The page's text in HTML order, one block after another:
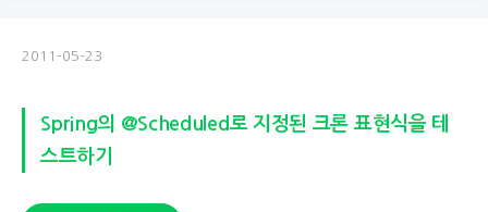
2011-05-23
Spring의 @Scheduled로 지정된 크론 표현식을 테
스트하기